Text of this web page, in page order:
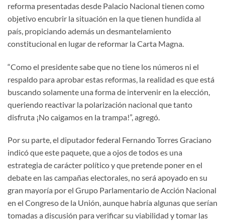
reforma presentadas desde Palacio Nacional tienen como
objetivo encubrir la situación en la que tienen hundida al
país, propiciando además un desmantelamiento
constitucional en lugar de reformar la Carta Magna.
“Como el presidente sabe que no tiene los números ni el
respaldo para aprobar estas reformas, la realidad es que está
buscando solamente una forma de intervenir en la elección,
queriendo reactivar la polarización nacional que tanto
disfruta ¡No caigamos en la trampa!”, agregó.
Por su parte, el diputador federal Fernando Torres Graciano
indicó que este paquete, que a ojos de todos es una
estrategia de carácter político y que pretende poner en el
debate en las campañas electorales, no será apoyado en su
gran mayoría por el Grupo Parlamentario de Acción Nacional
en el Congreso de la Unión, aunque habría algunas que serían
tomadas a discusión para verificar su viabilidad y tomar las